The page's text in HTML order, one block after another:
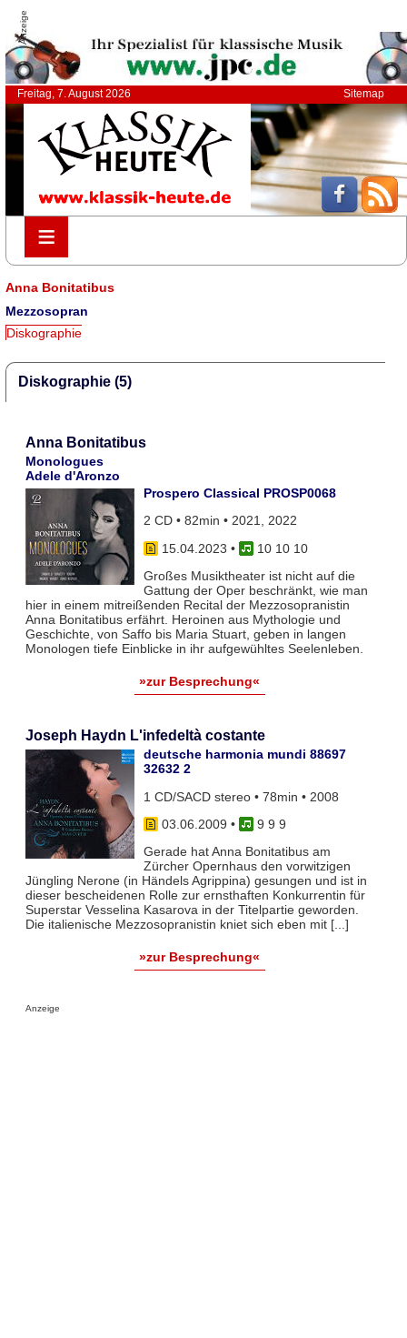
Anzeige
Freitag, 7. August 2026 Sitemap
≡
≡
Anna Bonitatibus
Mezzosopran
Diskographie
Diskographie (5)
Anna Bonitatibus
Monologues
Adele d'Aronzo
Prospero Classical PROSP0068
2 CD • 82min • 2021, 2022
15.04.2023 •
10 10 10
Großes Musiktheater ist nicht auf die
Gattung der Oper beschränkt, wie man
hier in einem mitreißenden Recital der Mezzosopranistin
Anna Bonitatibus erfährt. Heroinen aus Mythologie und
Geschichte, von Saffo bis Maria Stuart, geben in langen
Monologen tiefe Einblicke in ihr aufgewühltes Seelenleben.
»zur Besprechung«
Joseph Haydn L'infedeltà costante
deutsche harmonia mundi 88697
32632 2
1 CD/SACD stereo • 78min • 2008
03.06.2009 •
9 9 9
Gerade hat Anna Bonitatibus am
Zürcher Opernhaus den vorwitzigen
Jüngling Nerone (in Händels Agrippina) gesungen und ist in
dieser bescheidenen Rolle zur ernsthaften Konkurrentin für
Superstar Vesselina Kasarova in der Titelpartie geworden.
Die italienische Mezzosopranistin kniet sich eben mit [...]
»zur Besprechung«
Anzeige